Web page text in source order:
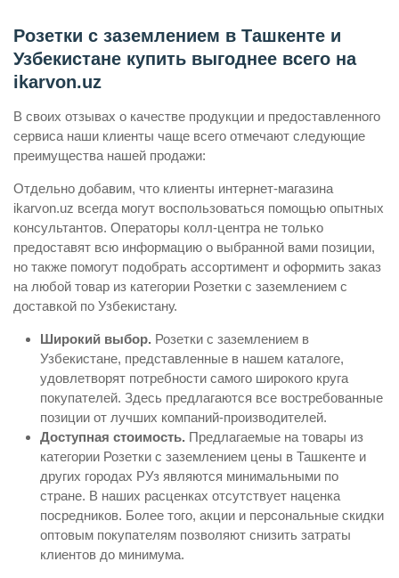
Розетки с заземлением в Ташкенте и
Узбекистане купить выгоднее всего на
ikarvon.uz
В своих отзывах о качестве продукции и предоставленного
сервиса наши клиенты чаще всего отмечают следующие
преимущества нашей продажи:
Отдельно добавим, что клиенты интернет-магазина
ikarvon.uz всегда могут воспользоваться помощью опытных
консультантов. Операторы колл-центра не только
предоставят всю информацию о выбранной вами позиции,
но также помогут подобрать ассортимент и оформить заказ
на любой товар из категории Розетки с заземлением с
доставкой по Узбекистану.
Широкий выбор. Розетки с заземлением в
Узбекистане, представленные в нашем каталоге,
удовлетворят потребности самого широкого круга
покупателей. Здесь предлагаются все востребованные
позиции от лучших компаний-производителей.
Доступная стоимость. Предлагаемые на товары из
категории Розетки с заземлением цены в Ташкенте и
других городах РУз являются минимальными по
стране. В наших расценках отсутствует наценка
посредников. Более того, акции и персональные скидки
оптовым покупателям позволяют снизить затраты
клиентов до минимума.